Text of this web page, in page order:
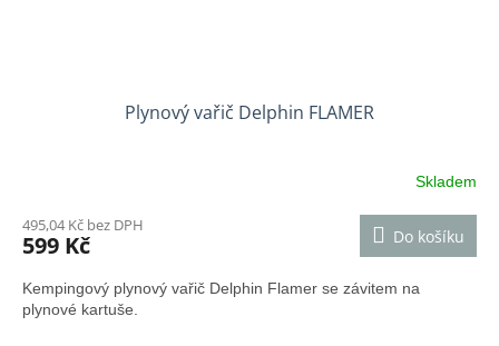
Plynový vařič Delphin FLAMER
Skladem
495,04 Kč bez DPH
599 Kč Do košíku
Kempingový plynový vařič Delphin Flamer se závitem na
plynové kartuše.